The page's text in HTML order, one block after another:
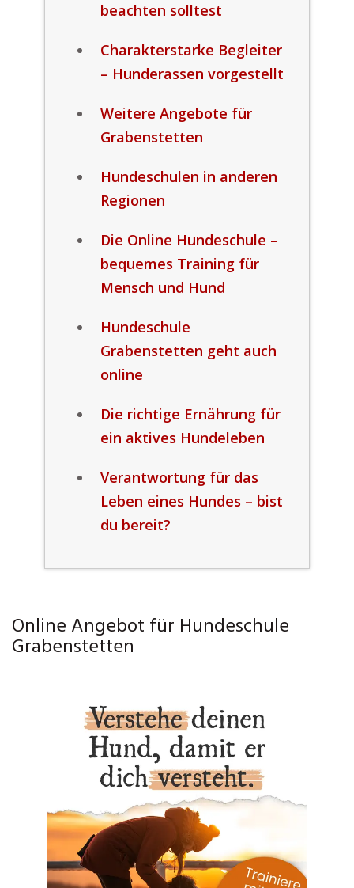
beachten solltest
Charakterstarke Begleiter
– Hunderassen vorgestellt
Weitere Angebote für
Grabenstetten
Hundeschulen in anderen
Regionen
Die Online Hundeschule –
bequemes Training für
Mensch und Hund
Hundeschule
Grabenstetten geht auch
online
Die richtige Ernährung für
ein aktives Hundeleben
Verantwortung für das
Leben eines Hundes – bist
du bereit?
Online Angebot für Hundeschule
Grabenstetten